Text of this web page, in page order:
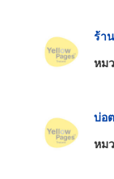
ร้า
หม
บ่อ
หม